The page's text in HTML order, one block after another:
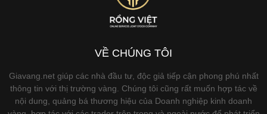
VỀ CHÚNG TÔI
Giavang.net giúp các nhà đầu tư, độc giả tiếp cận phong phú nhất
thông tin với thị trường vàng. Chúng tôi cũng rất muốn hợp tác về
nội dung, quảng bá thương hiệu của Doanh nghiệp kinh doanh